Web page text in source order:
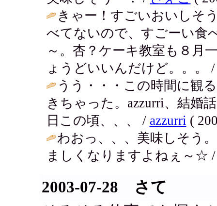
きゃー！すごいおいしそ
べてないので、すごーい食
～。杏？ケーキ教室も８月
ょうどいいんだけど。。。
うう・・・この時間に観
きちゃった。azzurri、結婚
日この頃、、、 / azzurri (
わおっ、、、美味しそう
ましくなりますよねぇ～☆
2003-07-28 さて